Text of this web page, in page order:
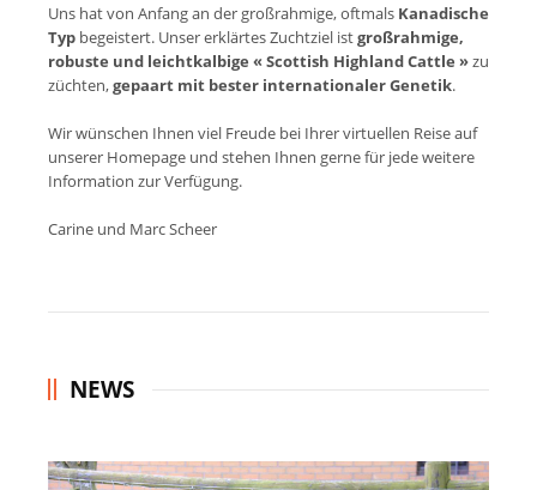
Uns hat von Anfang an der großrahmige, oftmals Kanadische
Typ begeistert. Unser erklärtes Zuchtziel istgroßrahmige,
robuste und leichtkalbige « Scottish Highland Cattle »zu
züchten,gepaart mit bester internationaler Genetik.
Wir wünschen Ihnen viel Freude bei Ihrer virtuellen Reise auf
unserer Homepage und stehen Ihnen gerne für jede weitere
Information zur Verfügung.
Carine und Marc Scheer
NEWS